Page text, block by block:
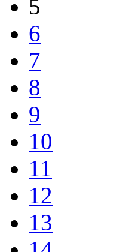
5
6
7
8
9
10
11
12
13